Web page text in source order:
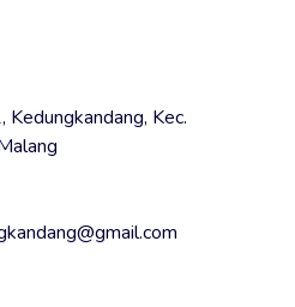
Kedungkandang, Kec.